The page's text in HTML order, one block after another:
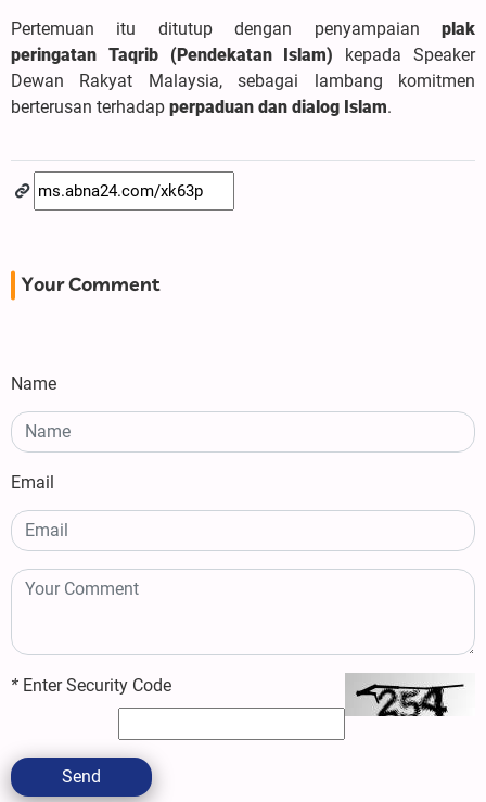
Pertemuan itu ditutup dengan penyampaian plak
peringatan Taqrib (Pendekatan Islam) kepada Speaker
Dewan Rakyat Malaysia, sebagai lambang komitmen
berterusan terhadap perpaduan dan dialog Islam.
Your Comment
Name
Email
* Enter Security Code
Send